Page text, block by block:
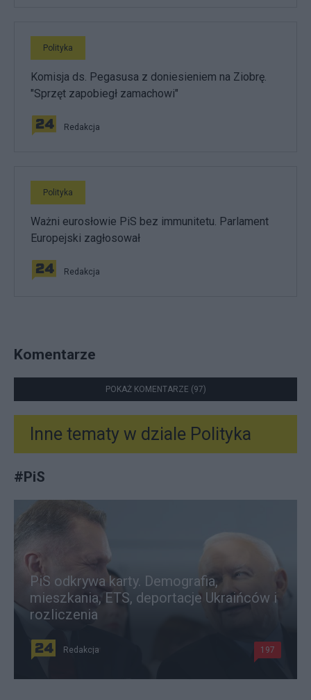
Polityka
Komisja ds. Pegasusa z doniesieniem na Ziobrę.
"Sprzęt zapobiegł zamachowi"
Redakcja
Polityka
Ważni eurosłowie PiS bez immunitetu. Parlament
Europejski zagłosował
Redakcja
Komentarze
POKAŻ KOMENTARZE (97)
Inne tematy w dziale Polityka
#PiS
PiS odkrywa karty. Demografia,
mieszkania, ETS, deportacje Ukraińców i
rozliczenia
Redakcja 197